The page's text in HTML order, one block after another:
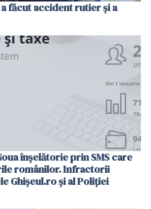
a făcut accident rutier și a
înșelătorie prin SMS care
românilor. Infractorii
Ghișeul.ro și al Poliției